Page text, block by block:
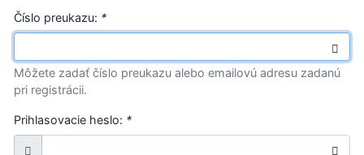
Číslo preukazu: *
Môžete zadať číslo preukazu alebo emailovú adresu zadanú
pri registrácii.
Prihlasovacie heslo: *